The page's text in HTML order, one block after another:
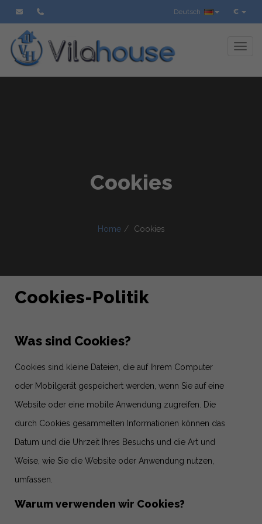
€
Deutsch
Cookies
Home Cookies
Cookies-Politik
Was sind Cookies?
Cookies sind kleine Dateien, die auf Ihrem Computer
oder Mobilgerät gespeichert werden, wenn Sie auf eine
Website oder eine mobile Anwendung zugreifen. Die
durch Cookies gesammelten Informationen können das
Datum und die Uhrzeit Ihres Besuchs und die Art und
Weise, wie Sie die Website oder Anwendung nutzen,
umfassen.
Warum verwenden wir Cookies?